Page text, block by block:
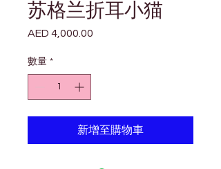
苏格兰折耳小猫
AED 4,000.00
數量 *
新增至購物車